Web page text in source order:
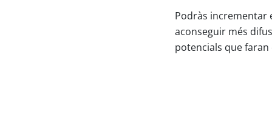
Podràs incrementar
aconseguir més
potencials que